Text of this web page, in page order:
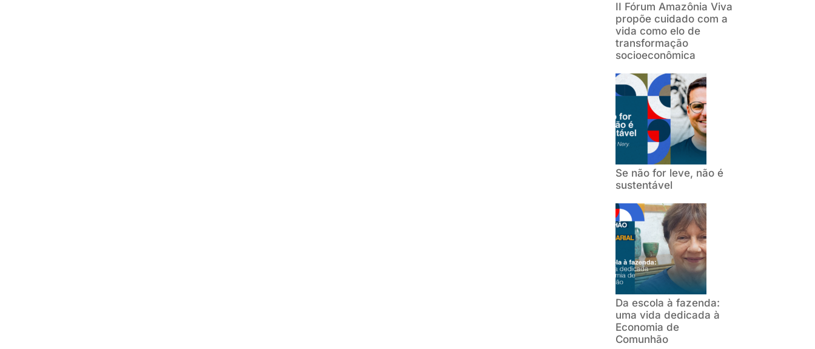
II Fórum Amazônia Viva
propõe cuidado com a
vida como elo de
transformação
socioeconômica
Se não for leve, não é
sustentável
Da escola à fazenda:
uma vida dedicada à
Economia de
Comunhão